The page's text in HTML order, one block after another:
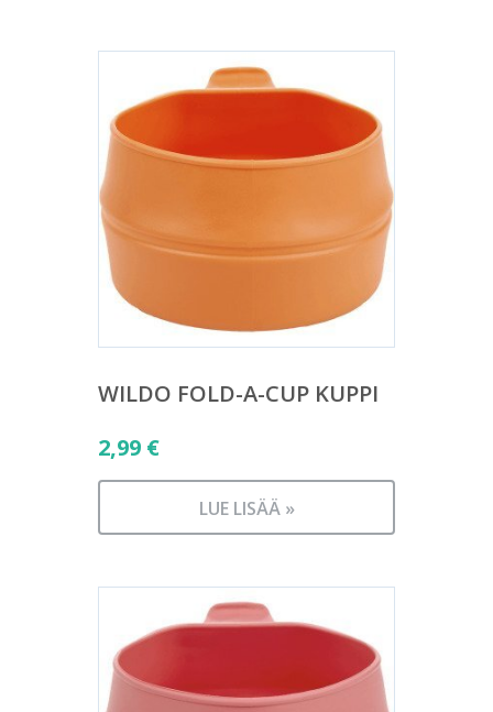
WILDO FOLD-A-CUP KUPPI
2,99 €
LUE LISÄÄ »